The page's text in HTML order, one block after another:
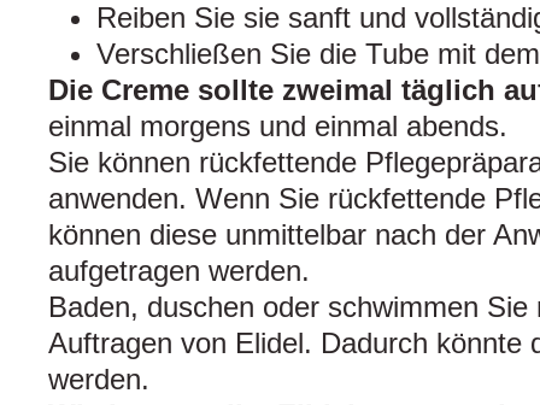
Reiben Sie sie sanft und
Verschließen Sie die Tube mit
Die Creme sollte zweimal täglich
einmal morgens und einmal abends.
Sie können rückfettende
anwenden. Wenn Sie rückfettende
können diese unmittelbar nach der
aufgetragen werden.
Baden, duschen oder schwimmen
Auftragen von Elidel. Dadurch könnte
werden.